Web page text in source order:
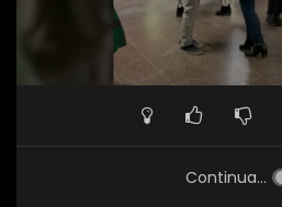
Continua...